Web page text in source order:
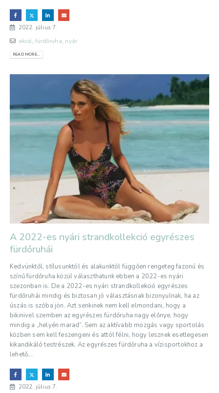
2022. július 7.
akció,fürdőruha, nyár
READ MORE...
A 2022-es nyári strandkollekció egyrészes
fürdőruhái
Kedvünktől, stílusunktól és alakunktól függően rengeteg fazonú és
színű fürdőruha közül választhatunk ebben a 2022-es nyári
szezonban is. De a 2022-es nyári strandkollekció egyrészes
fürdőruhái mindig és biztosan jó választásnak bizonyulnak, ha az
úszás is szóba jön. Azt senkinek nem kell elmondani, hogy a
bikinivel szemben az egyrészes fürdőruha nagy előnye, hogy
mindig a „helyén marad”. Sem az aktívabb mozgás vagy sportolás
közben sem kell feszengeni és attól félni, hogy lesznek esetlegesen
kikandikáló testrészek. Az egyrészes fürdőruha a vízisportokhoz a
lehető...
2022. július 7.